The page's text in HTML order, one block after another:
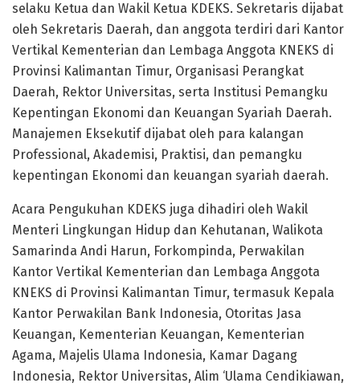
selaku Ketua dan Wakil Ketua KDEKS. Sekretaris dijabat
oleh Sekretaris Daerah, dan anggota terdiri dari Kantor
Vertikal Kementerian dan Lembaga Anggota KNEKS di
Provinsi Kalimantan Timur, Organisasi Perangkat
Daerah, Rektor Universitas, serta Institusi Pemangku
Kepentingan Ekonomi dan Keuangan Syariah Daerah.
Manajemen Eksekutif dijabat oleh para kalangan
Professional, Akademisi, Praktisi, dan pemangku
kepentingan Ekonomi dan keuangan syariah daerah.
Acara Pengukuhan KDEKS juga dihadiri oleh Wakil
Menteri Lingkungan Hidup dan Kehutanan, Walikota
Samarinda Andi Harun, Forkompinda, Perwakilan
Kantor Vertikal Kementerian dan Lembaga Anggota
KNEKS di Provinsi Kalimantan Timur, termasuk Kepala
Kantor Perwakilan Bank Indonesia, Otoritas Jasa
Keuangan, Kementerian Keuangan, Kementerian
Agama, Majelis Ulama Indonesia, Kamar Dagang
Indonesia, Rektor Universitas, Alim ‘Ulama Cendikiawan,